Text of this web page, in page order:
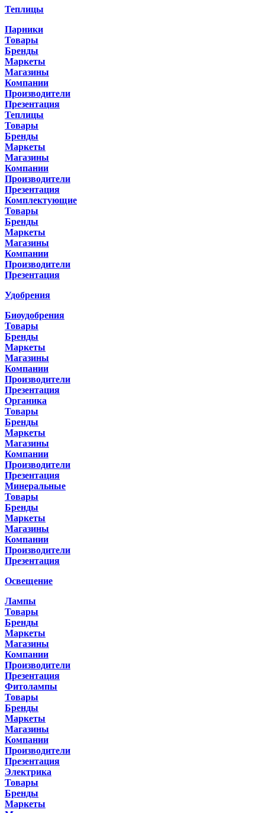
Теплицы
Парники
Товары
Бренды
Маркеты
Магазины
Компании
Производители
Презентация
Теплицы
Товары
Бренды
Маркеты
Магазины
Компании
Производители
Презентация
Комплектующие
Товары
Бренды
Маркеты
Магазины
Компании
Производители
Презентация
Удобрения
Биоудобрения
Товары
Бренды
Маркеты
Магазины
Компании
Производители
Презентация
Органика
Товары
Бренды
Маркеты
Магазины
Компании
Производители
Презентация
Минеральные
Товары
Бренды
Маркеты
Магазины
Компании
Производители
Презентация
Освещение
Лампы
Товары
Бренды
Маркеты
Магазины
Компании
Производители
Презентация
Фитолампы
Товары
Бренды
Маркеты
Магазины
Компании
Производители
Презентация
Электрика
Товары
Бренды
Маркеты